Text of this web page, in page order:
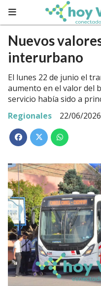
Nuevos
interurbano
El lunes 22 de junio el
aumento en el valor del
servicio había sido a
Regionales
22/06/2026